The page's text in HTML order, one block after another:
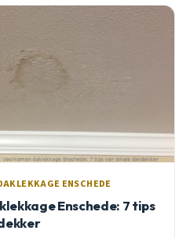
ENSCHEDE
Enschede: 7 tips